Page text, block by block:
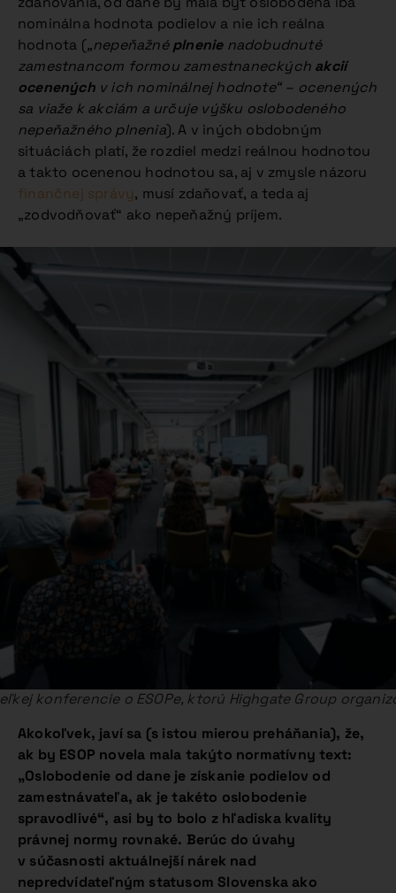
nominálna hodnota podielov a nie ich reálna
hodnota („nepeňažnéplnenienadobudnuté
zamestnancom formou zamestnaneckých akcií
ocenenýchv ich nominálnej hodnote“ – ocenených
sa viaže k akciám a určuje výšku oslobodeného
nepeňažného plnenia). A v iných obdobným
situáciách platí, že rozdiel medzi reálnou hodnotou
a takto ocenenou hodnotou sa, aj v zmysle názoru
finančnej správy, musí zdaňovať, a teda aj
„zodvodňovať“ ako nepeňažný príjem.
konferencie o ESOPe, ktorú Highgate Group
Akokoľvek, javí sa (s istou mierou preháňania), že,
ak by ESOP novela mala takýto normatívny text:
„Oslobodenie od dane je získanie podielov od
zamestnávateľa, ak je takéto oslobodenie
spravodlivé“, asi by to bolo z hľadiska kvality
právnej normy rovnaké. Berúc do úvahy
v súčasnosti aktuálnejší nárek nad
nepredvídateľným statusom Slovenska ako